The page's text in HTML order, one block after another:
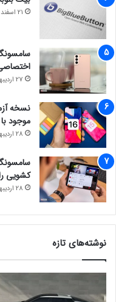
21 اسفند 1401
27 اردیبهشت 1401
موجود
28 اردیبهشت 1401
کشویی
28 اردیبهشت 1401
نوشته‌های تازه